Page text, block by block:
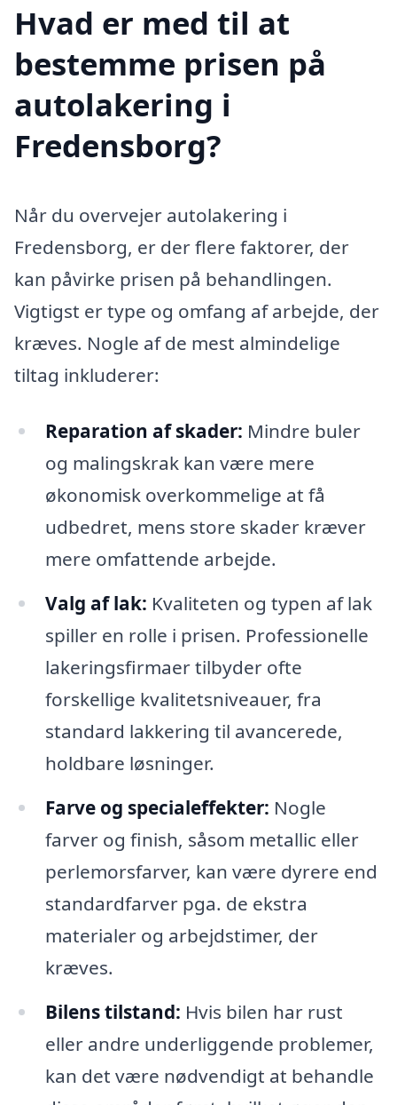
Hvad er med til at
bestemme prisen på
autolakering i
Fredensborg?
Når du overvejer autolakering i
Fredensborg, er der flere faktorer, der
kan påvirke prisen på behandlingen.
Vigtigst er type og omfang af arbejde, der
kræves. Nogle af de mest almindelige
tiltag inkluderer:
Reparation af skader: Mindre buler
og malingskrak kan være mere
økonomisk overkommelige at få
udbedret, mens store skader kræver
mere omfattende arbejde.
Valg af lak: Kvaliteten og typen af lak
spiller en rolle i prisen. Professionelle
lakeringsfirmaer tilbyder ofte
forskellige kvalitetsniveauer, fra
standard lakkering til avancerede,
holdbare løsninger.
Farve og specialeffekter: Nogle
farver og finish, såsom metallic eller
perlemorsfarver, kan være dyrere end
standardfarver pga. de ekstra
materialer og arbejdstimer, der
kræves.
Bilens tilstand: Hvis bilen har rust
eller andre underliggende problemer,
kan det være nødvendigt at behandle